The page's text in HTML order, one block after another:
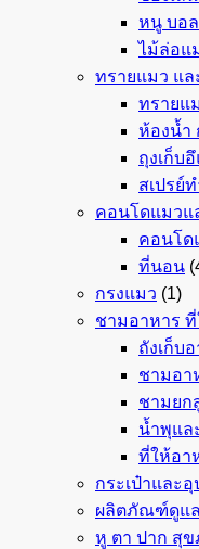
หนู บอล
ไม้ล่อแ
ทรายแมว แ
ทรายแ
ห้องน้ำ
ถุงเก็บ
สเปรย์
คอนโดแมว
คอนโด
ที่นอน
กรงแมว (1)
ชามอาหาร
ถังเก็บ
ชามอา
ชามยก
น้ำพุแล
ที่ให้อา
กระเป๋าและ
ผลิตภัณฑ์ดูแ
หู ตา ปาก สุ